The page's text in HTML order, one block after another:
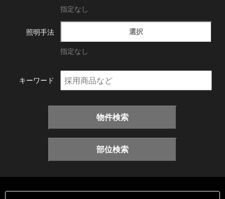
指定なし
照明手法 選択
指定なし
キーワード
物件検索
部位検索